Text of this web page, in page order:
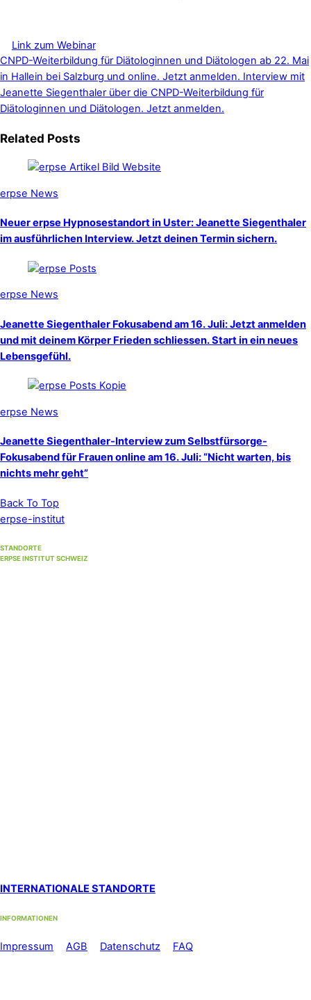
Link zum Webinar
CNPD-Weiterbildung für Diätologinnen und Diätologen ab 22. Mai
in Hallein bei Salzburg und online. Jetzt anmelden. Interview mit
Jeanette Siegenthaler über die CNPD-Weiterbildung für
Diätologinnen und Diätologen. Jetzt anmelden.
Related Posts
erpse News
Neuer erpse Hypnosestandort in Uster: Jeanette Siegenthaler
im ausführlichen Interview. Jetzt deinen Termin sichern.
erpse News
Jeanette Siegenthaler Fokusabend am 16. Juli: Jetzt anmelden
und mit deinem Körper Frieden schliessen. Start in ein neues
Lebensgefühl.
erpse News
Jeanette Siegenthaler-Interview zum Selbstfürsorge-
Fokusabend für Frauen online am 16. Juli: “Nicht warten, bis
nichts mehr geht”
Back To Top
erpse-institut
STANDORTE
ERPSE INSTITUT SCHWEIZ
INTERNATIONALE STANDORTE
INFORMATIONEN
Impressum AGB Datenschutz FAQ